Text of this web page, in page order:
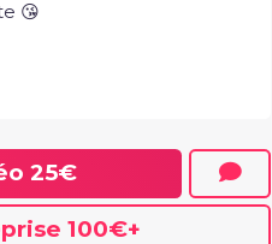
la vidéo
😘
25€
100€+